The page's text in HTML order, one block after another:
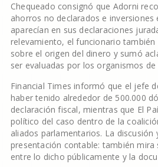
Chequeado consignó que Adorni
ahorros no declarados e inversiones
aparecían en sus declaraciones
relevamiento, el funcionario
sobre el origen del dinero y sumó
ser evaluadas por los organismos
Financial Times informó que el jefe
haber tenido alrededor de 500.000
declaración fiscal, mientras que El
político del caso dentro de la
aliados parlamentarios. La discusión
presentación contable: también
entre lo dicho públicamente y la